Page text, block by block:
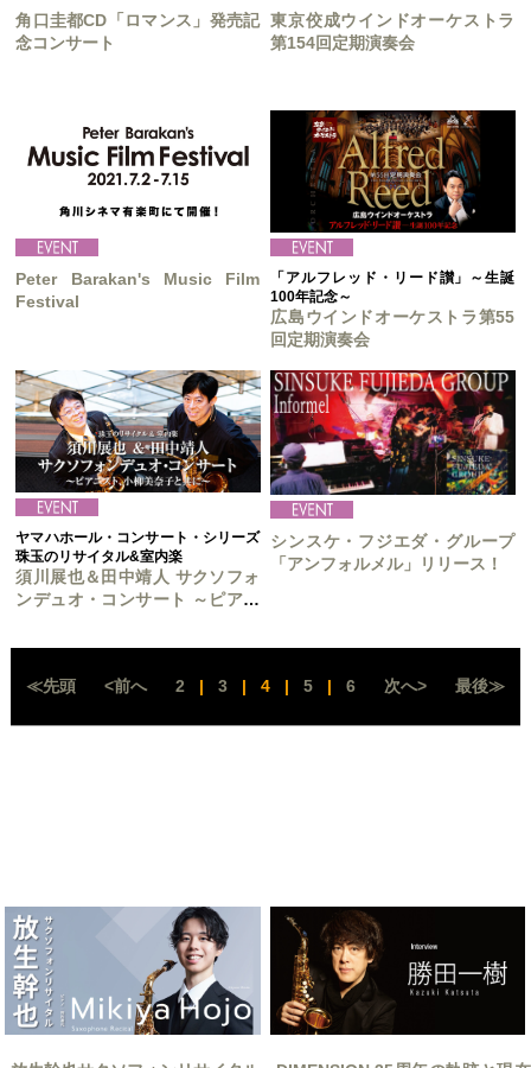
角口圭都CD「ロマンス」発売記
念コンサート
東京佼成ウインドオーケストラ
第154回定期演奏会
Peter Barakan's Music Film
Festival
「アルフレッド・リード讃」～生誕
100年記念～
広島ウインドオーケストラ第55
回定期演奏会
ヤマハホール・コンサート・シリーズ
珠玉のリサイタル&室内楽
須川展也＆田中靖人 サクソフォ
ンデュオ・コンサート ～ピアニ
シンスケ・フジエダ・グループ
「アンフォルメル」リリース！
≪先頭 <前へ 2 | 3 | 4 | 5 | 6 次へ> 最後≫